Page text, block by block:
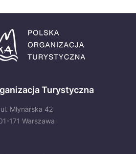
Turystyczna
ul. Młynarska 42
171 Warszawa